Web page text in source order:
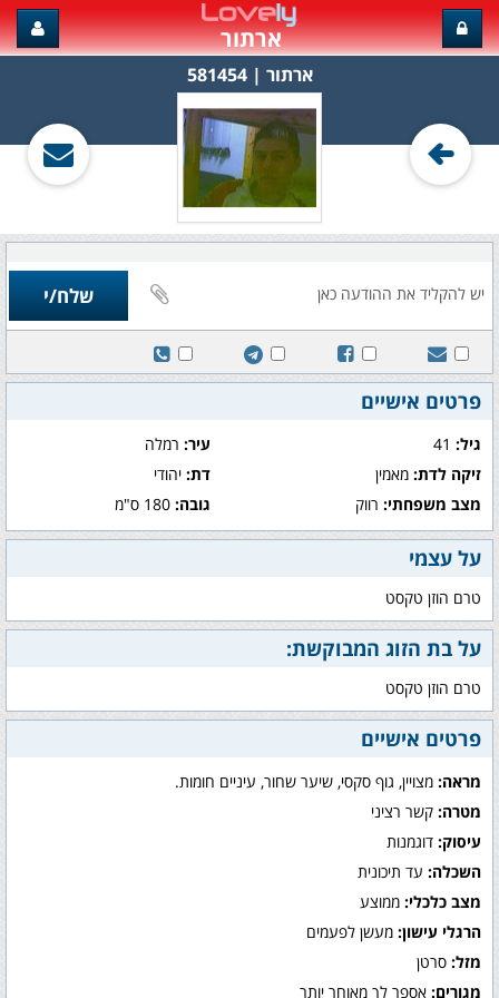
ארתור
ארתור‏ | 581454
פרטים אישיים
גיל: עיר:רמלה
זיקה לדת: מאמין דת:יהודי
מצב משפחתי: רווק גובה:180 ס"מ
על עצמי
טרם הוזן טקסט
על בת הזוג המבוקשת:
טרם הוזן טקסט
פרטים אישיים
מראה: מצויין, גוף סקסי, שיער שחור, עיניים חומות.
מטרה: קשר רציני
עיסוק: דוגמנות
השכלה: עד תיכונית
מצב כלכלי: ממוצע
הרגלי עישון: מעשן לפעמים
מזל: סרטן
מגורים: אספר לך מאוחר יותר